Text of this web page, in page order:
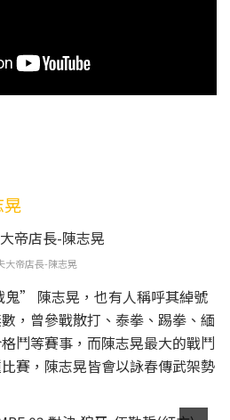
大帝店長-陳志晃
” 陳志晃，也有人稱呼其綽號
，曾參戰散打、泰拳、踢拳、緬
鬥等賽事，而陳志晃最大的戰鬥
賽，陳志晃皆會以詠春傳武架勢